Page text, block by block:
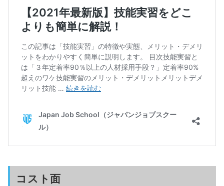
コスト面